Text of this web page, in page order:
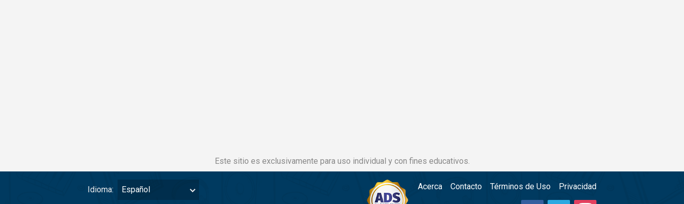
Este sitio es exclusivamente para uso individual y con fines educativos.
Idioma: Español Acerca Contacto Términos de Uso Privacidad